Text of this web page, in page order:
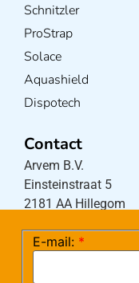
Schnitzler
ProStrap
Solace
Aquashield
Dispotech
Contact
Arvem B.V.
Einsteinstraat 5
2181 AA Hillegom
E-mail: *